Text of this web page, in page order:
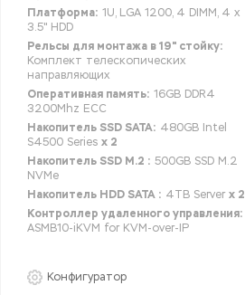
Платформа: 1U, LGA 1200, 4 DIMM, 4 x
3.5" HDD
Рельсы для монтажа в 19" стойку:
Комплект телескопических
направляющих
Оперативная память: 16GB DDR4
3200Mhz ECC
Накопитель SSD SATA: 480GB Intel
S4500 Series x 2
Накопитель SSD M.2 : 500GB SSD M.2
NVMe
Накопитель HDD SATA : 4TB Server x 2
Контроллер удаленного управления:
ASMB10-iKVM for KVM-over-IP
Конфигуратор